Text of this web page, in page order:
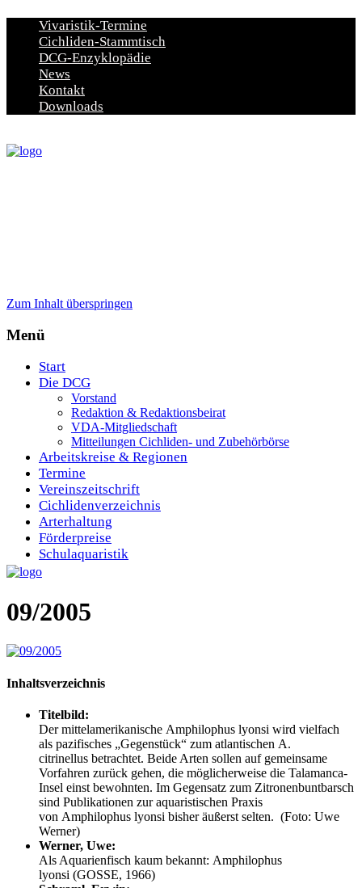
Vivaristik-Termine
Cichliden-Stammtisch
DCG-Enzyklopädie
News
Kontakt
Downloads
Zum Inhalt überspringen
Menü
Start
Die DCG
Vorstand
Redaktion & Redaktionsbeirat
VDA-Mitgliedschaft
Mitteilungen Cichliden- und Zubehörbörse
Arbeitskreise & Regionen
Termine
Vereinszeitschrift
Cichlidenverzeichnis
Arterhaltung
Förderpreise
Schulaquaristik
09/2005
Inhaltsverzeichnis
Titelbild:
Der mittelamerikanische Amphilophus lyonsi wird vielfach
als pazifisches „Gegenstück“ zum atlantischen A.
citrinellus betrachtet. Beide Arten sollen auf gemeinsame
Vorfahren zurück gehen, die möglicherweise die Talamanca-
Insel einst bewohnten. Im Gegensatz zum Zitronenbuntbarsch
sind Publikationen zur aquaristischen Praxis
von Amphilophus lyonsi bisher äußerst selten. (Foto: Uwe
Werner)
Werner, Uwe:
Als Aquarienfisch kaum bekannt: Amphilophus
lyonsi (GOSSE, 1966)